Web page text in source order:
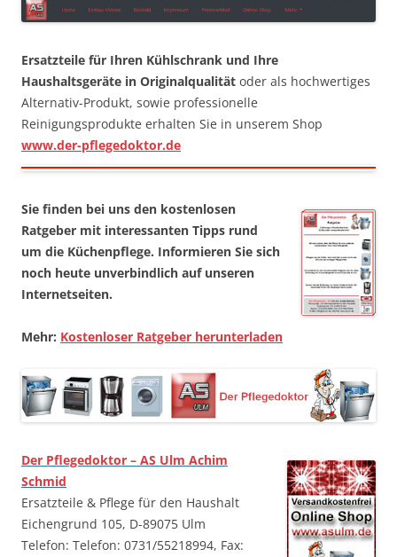
Ersatzteile für Ihren Kühlschrank und Ihre
Haushaltsgeräte in Originalqualität oder als hochwertiges
Alternativ-Produkt, sowie professionelle
Reinigungsprodukte erhalten Sie in unserem Shop
www.der-pflegedoktor.de
Sie finden bei uns den kostenlosen
Ratgeber mit interessanten Tipps rund
um die Küchenpflege. Informieren Sie sich
noch heute unverbindlich auf unseren
Internetseiten.
Mehr: Kostenloser Ratgeber herunterladen
Der Pflegedoktor – AS Ulm Achim
Schmid
Ersatzteile & Pflege für den Haushalt
Eichengrund 105, D-89075 Ulm
Telefon: Telefon: 0731/55218994, Fax: